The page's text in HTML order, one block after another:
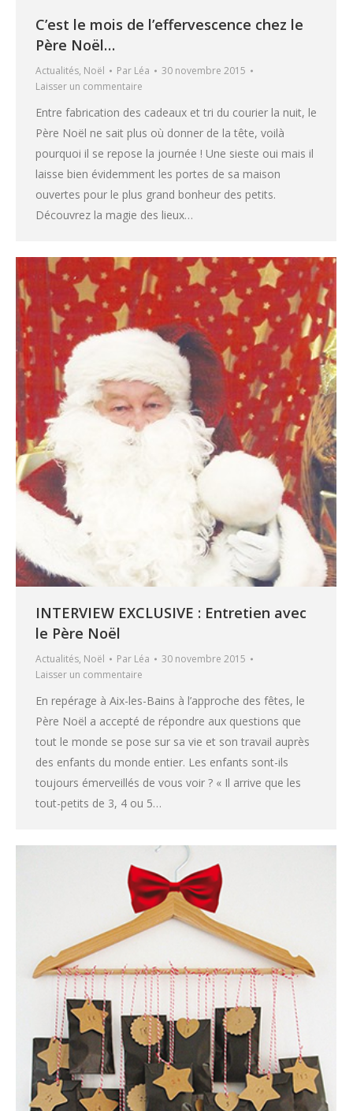
C’est le mois de l’effervescence chez le
Père Noël…
Actualités, Noël Par Léa
30 novembre 2015
Laisser un commentaire
Entre fabrication des cadeaux et tri du courier la nuit, le
Père Noël ne sait plus où donner de la tête, voilà
pourquoi il se repose la journée ! Une sieste oui mais il
laisse bien évidemment les portes de sa maison
ouvertes pour le plus grand bonheur des petits.
Découvrez la magie des lieux…
INTERVIEW EXCLUSIVE : Entretien avec
le Père Noël
Actualités, Noël Par Léa
30 novembre 2015
Laisser un commentaire
En repérage à Aix-les-Bains à l’approche des fêtes, le
Père Noël a accepté de répondre aux questions que
tout le monde se pose sur sa vie et son travail auprès
des enfants du monde entier. Les enfants sont-ils
toujours émerveillés de vous voir ? « Il arrive que les
tout-petits de 3, 4 ou 5…